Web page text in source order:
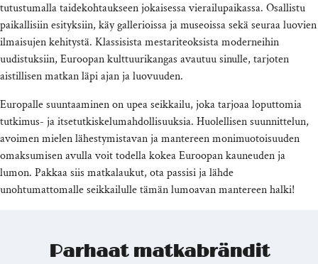
tutustumalla taidekohtaukseen jokaisessa vierailupaikassa. Osallistu
paikallisiin esityksiin, käy gallerioissa ​​ja museoissa sekä seuraa luovien
ilmaisujen kehitystä. Klassisista mestariteoksista moderneihin
uudistuksiin, Euroopan kulttuurikangas avautuu sinulle, tarjoten
aistillisen matkan läpi ajan ja luovuuden.
Europalle suuntaaminen on upea seikkailu, joka tarjoaa loputtomia
tutkimus- ja itsetutkiskelumahdollisuuksia. Huolellisen suunnittelun,
avoimen mielen lähestymistavan ja mantereen monimuotoisuuden
omaksumisen avulla voit todella kokea Euroopan kauneuden ja
lumon. Pakkaa siis matkalaukut, ota passisi ja lähde
unohtumattomalle seikkailulle tämän lumoavan mantereen halki!
Parhaat matkabrändit